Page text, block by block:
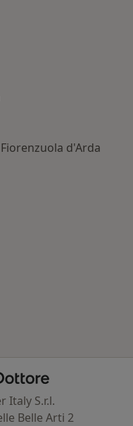
d'Arda
Italy S.r.l.
Belle Arti 2